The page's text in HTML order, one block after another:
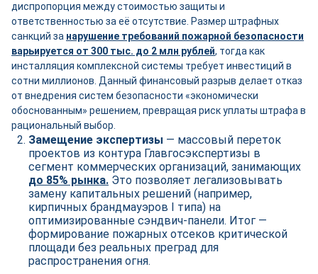
диспропорция между стоимостью защиты и
ответственностью за её отсутствие. Размер штрафных
санкций за нарушение требований пожарной безопасности
варьируется от 300 тыс. до 2 млн рублей, тогда как
инсталляция комплексной системы требует инвестиций в
сотни миллионов. Данный финансовый разрыв делает отказ
от внедрения систем безопасности «экономически
обоснованным» решением, превращая риск уплаты штрафа в
рациональный выбор.
Замещение экспертизы — массовый переток
проектов из контура Главгосэкспертизы в
сегмент коммерческих организаций, занимающих
до 85% рынка. Это позволяет легализовывать
замену капитальных решений (например,
кирпичных брандмауэров I типа) на
оптимизированные сэндвич-панели. Итог —
формирование пожарных отсеков критической
площади без реальных преград для
распространения огня.